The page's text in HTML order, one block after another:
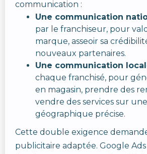
communication :
Une communication
par le franchiseur, pour
marque, asseoir sa
nouveaux partenaires.
Une communication
chaque franchisé, pour
en magasin, prendre des
vendre des services sur
géographique précise.
Cette double exigence
publicitaire adaptée. Google